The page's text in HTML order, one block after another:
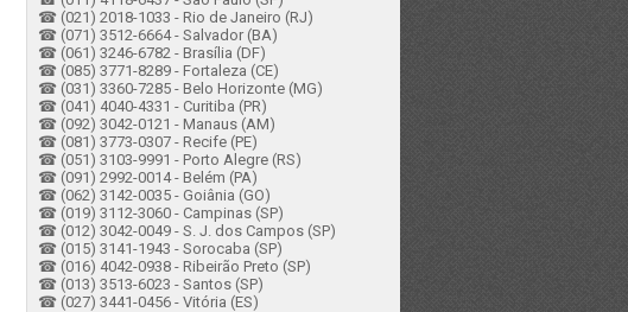
☎ (021) 2018-1033 - Rio de Janeiro (RJ)
☎ (071) 3512-6664 - Salvador (BA)
☎ (061) 3246-6782 - Brasília (DF)
☎ (085) 3771-8289 - Fortaleza (CE)
☎ (031) 3360-7285 - Belo Horizonte (MG)
☎ (041) 4040-4331 - Curitiba (PR)
☎ (092) 3042-0121 - Manaus (AM)
☎ (081) 3773-0307 - Recife (PE)
☎ (051) 3103-9991 - Porto Alegre (RS)
☎ (091) 2992-0014 - Belém (PA)
☎ (062) 3142-0035 - Goiânia (GO)
☎ (019) 3112-3060 - Campinas (SP)
☎ (012) 3042-0049 - S. J. dos Campos (SP)
☎ (015) 3141-1943 - Sorocaba (SP)
☎ (016) 4042-0938 - Ribeirão Preto (SP)
☎ (013) 3513-6023 - Santos (SP)
☎ (027) 3441-0456 - Vitória (ES)